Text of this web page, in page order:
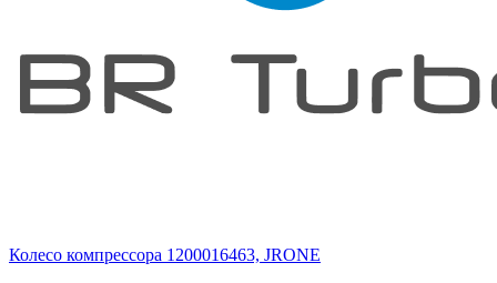
Колесо компрессора 1200016463, JRONE